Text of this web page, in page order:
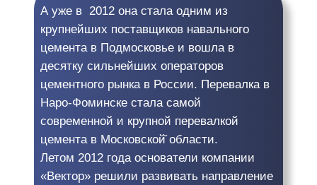
А уже в 2012 она стала одним из
крупнейших поставщиков навального
цемента в Подмосковье и вошла в
десятку сильнейших операторов
цементного рынка в России. Перевалка в
Наро-Фоминске стала самой
современной и крупной перевалкой
цемента в Московской̆ области.
Летом 2012 года основатели компании
«Вектор» решили развивать направление